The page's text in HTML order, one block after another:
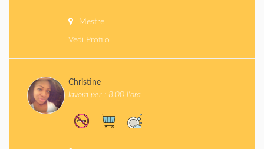
Mestre
Vedi Profilo
Christine
lavora per : 8.00 l'ora